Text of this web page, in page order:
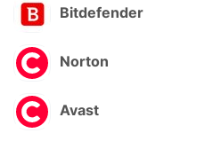
Bitdefender
Norton
Avast